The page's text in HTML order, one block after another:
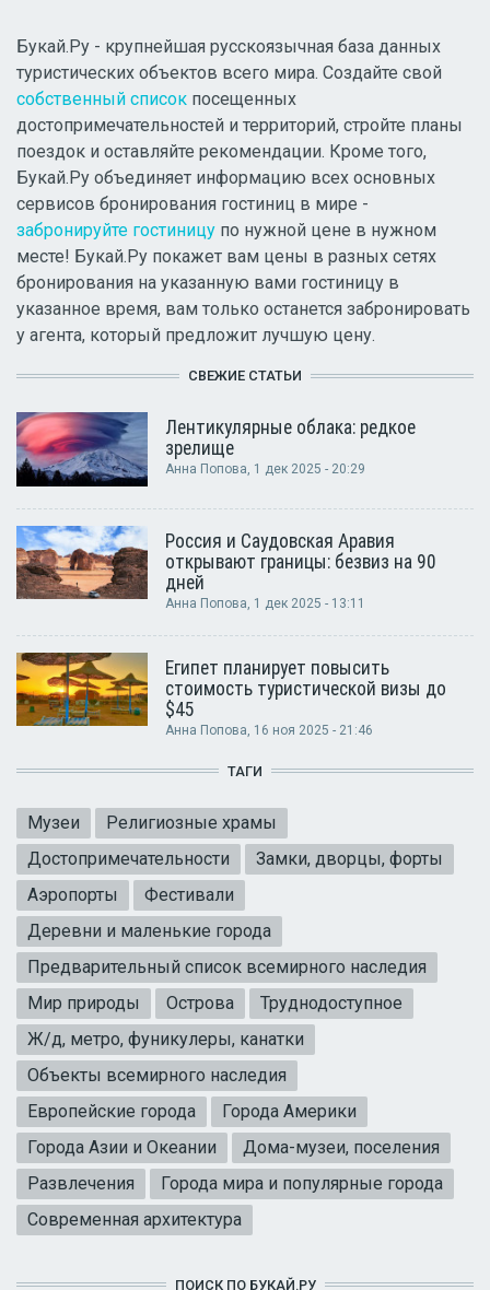
Букай.Ру - крупнейшая русскоязычная база данных
туристических объектов всего мира. Создайте свой
собственный список посещенных
достопримечательностей и территорий, стройте планы
поездок и оставляйте рекомендации. Кроме того,
Букай.Ру объединяет информацию всех основных
сервисов бронирования гостиниц в мире -
забронируйте гостиницу по нужной цене в нужном
месте! Букай.Ру покажет вам цены в разных сетях
бронирования на указанную вами гостиницу в
указанное время, вам только останется забронировать
у агента, который предложит лучшую цену.
СВЕЖИЕ СТАТЬИ
Лентикулярные облака: редкое
зрелище
Анна Попова, 1 дек 2025 - 20:29
Россия и Саудовская Аравия
открывают границы: безвиз на 90
дней
Анна Попова, 1 дек 2025 - 13:11
Египет планирует повысить
стоимость туристической визы до
$45
Анна Попова, 16 ноя 2025 - 21:46
ТАГИ
Музеи
Религиозные храмы
Достопримечательности
Замки, дворцы, форты
Аэропорты
Фестивали
Деревни и маленькие города
Предварительный список всемирного наследия
Мир природы
Острова
Труднодоступное
Ж/д, метро, фуникулеры, канатки
Объекты всемирного наследия
Европейские города
Города Америки
Города Азии и Океании
Дома-музеи, поселения
Развлечения
Города мира и популярные города
Современная архитектура
ПОИСК ПО БУКАЙ.РУ